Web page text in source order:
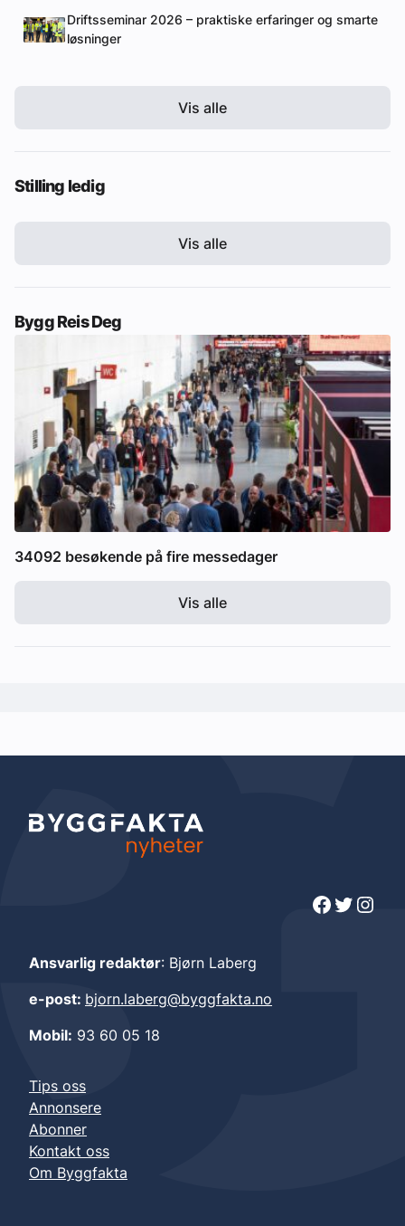
Driftsseminar 2026 – praktiske erfaringer og smarte
løsninger
Vis alle
Stilling ledig
Vis alle
Bygg Reis Deg
34092 besøkende på fire messedager
Vis alle
Facebook Twitter Instagram
Ansvarlig redaktør: Bjørn Laberg
e-post: bjorn.laberg@byggfakta.no
Mobil: 93 60 05 18
Tips oss
Annonsere
Abonner
Kontakt oss
Om Byggfakta